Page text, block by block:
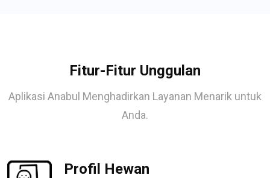
Fitur-Fitur Unggulan
Aplikasi Anabul Menghadirkan Layanan Menarik untuk
Anda.
Profil Hewan